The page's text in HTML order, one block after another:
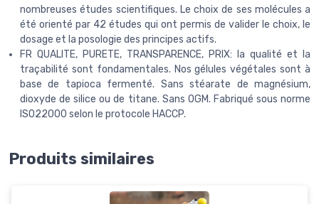
nombreuses études scientifiques. Le choix de ses molécules a
été orienté par 42 études qui ont permis de valider le choix, le
dosage et la posologie des principes actifs.
FR QUALITE, PURETE, TRANSPARENCE, PRIX: la qualité et la
traçabilité sont fondamentales. Nos gélules végétales sont à
base de tapioca fermenté. Sans stéarate de magnésium,
dioxyde de silice ou de titane. Sans OGM. Fabriqué sous norme
ISO22000 selon le protocole HACCP.
Produits similaires